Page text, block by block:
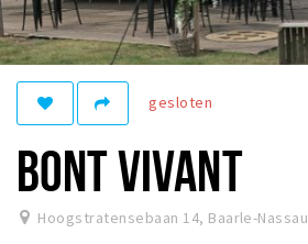
Recreatief
Winkels
Winkelgebieden
Bezienswaardigheden
Musea, theaters & podia
gesloten
BONT VIVANT
Hoogstratensebaan 14, Baarle-Nassau